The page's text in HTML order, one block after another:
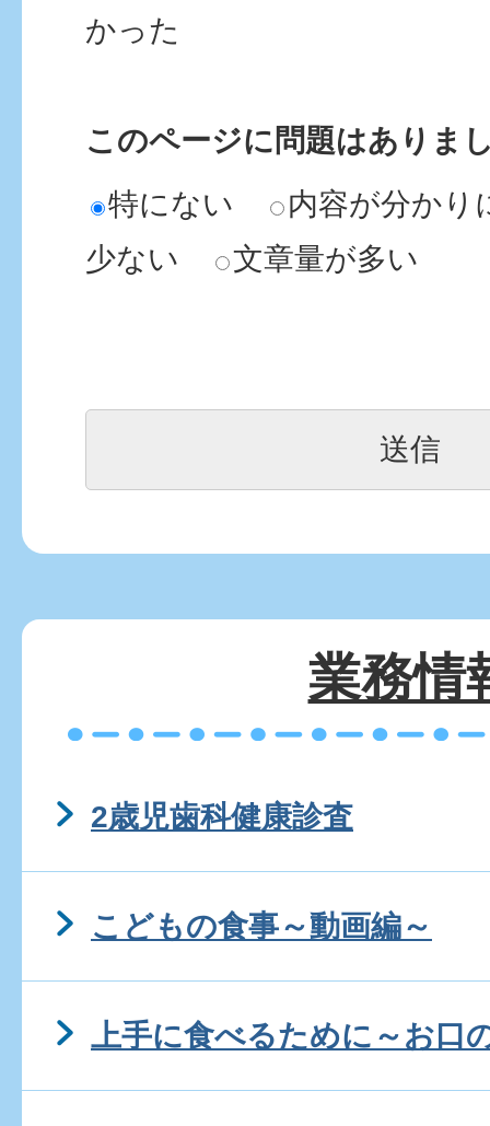
かった
このページに問題はありま
特にない
内容が分かり
少ない
文章量が多い
業務情
2歳児歯科健康診査
こどもの食事～動画編～
上手に食べるために～お口